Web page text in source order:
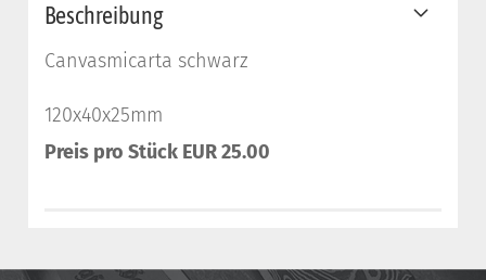
Beschreibung
Canvasmicarta schwarz
120x40x25mm
Preis pro Stück EUR 25.00